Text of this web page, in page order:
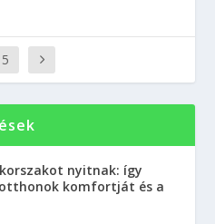
5
nyitnak: így
komfortját és a